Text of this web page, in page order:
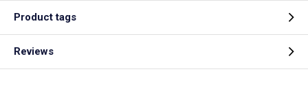
Product tags
Reviews